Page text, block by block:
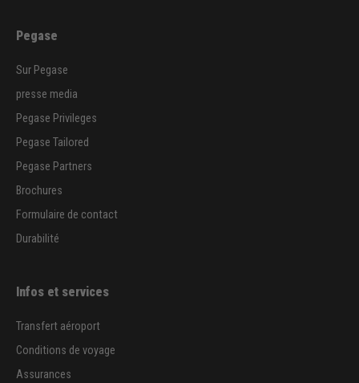
Pegase
Sur Pegase
presse media
Pegase Privileges
Pegase Tailored
Pegase Partners
Brochures
Formulaire de contact
Durabilité
Infos et services
Transfert aéroport
Conditions de voyage
Assurances